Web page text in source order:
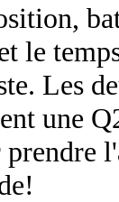
le
Les
une